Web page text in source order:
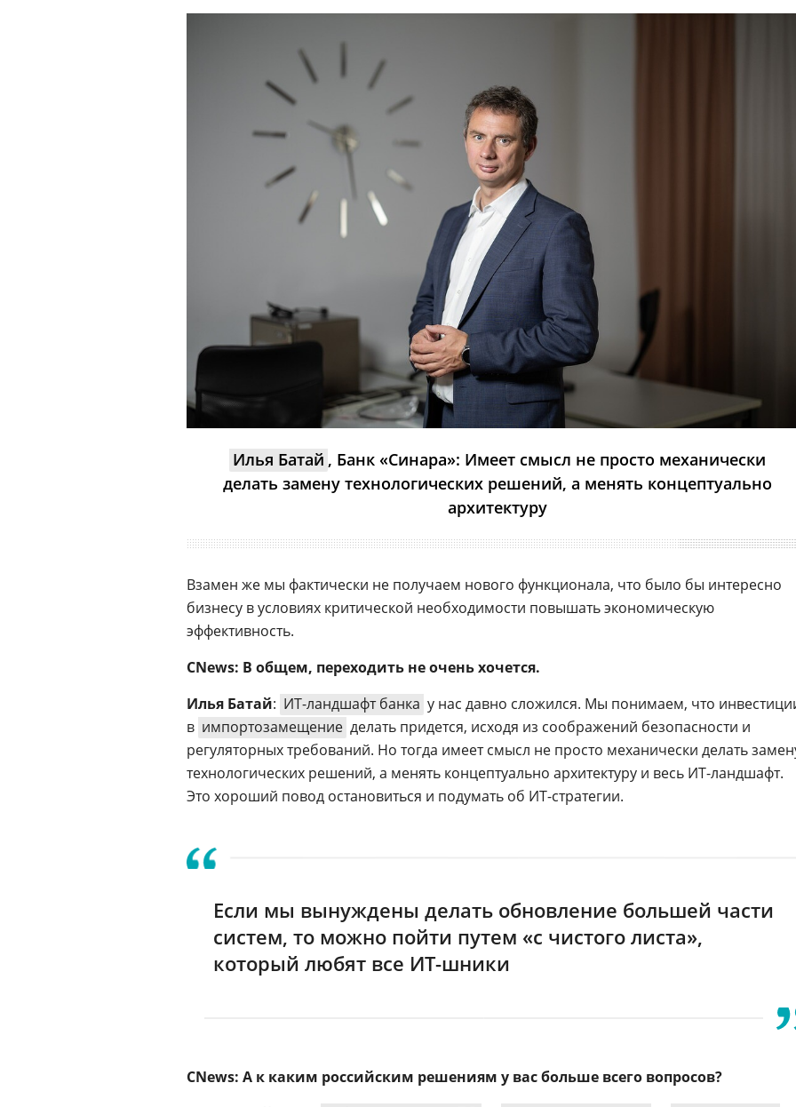
Илья Батай , Банк «Синара»: Имеет смысл не просто механически
делать замену технологических решений, а менять концептуально
архитектуру
Взамен же мы фактически не получаем нового функционала, что было бы интересно
бизнесу в условиях критической необходимости повышать экономическую
эффективность.
CNews: В общем, переходить не очень хочется.
Илья Батай: ИТ-ландшафт банка у нас давно сложился. Мы понимаем, что
в импортозамещение делать придется, исходя из соображений безопасности и
регуляторных требований. Но тогда имеет смысл не просто механически делать
технологических решений, а менять концептуально архитектуру и весь ИТ-ландшафт.
Это хороший повод остановиться и подумать об ИТ-стратегии.
Если мы вынуждены делать обновление большей части
систем, то можно пойти путем «с чистого листа»,
который любят все ИТ-шники
CNews: А к каким российским решениям у вас больше всего вопросов?